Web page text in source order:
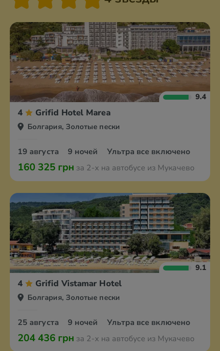
9.4
4 Grifid Hotel Marea
Болгария, Золотые пески
19 августа 9 ночей Ультра все включено
160 325 грн за 2-х на автобусе из Мукачево
9.1
4 Grifid Vistamar Hotel
Болгария, Золотые пески
25 августа 9 ночей Ультра все включено
204 436 грн за 2-х на автобусе из Мукачево